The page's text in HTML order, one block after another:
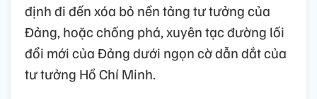
định đi đến xóa bỏ nền tảng tư tưởng của
Đảng, hoặc chống phá, xuyên tạc đường lối
đổi mới của Đảng dưới ngọn cờ dẫn dắt của
tư tưởng Hồ Chí Minh.